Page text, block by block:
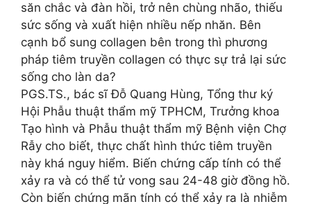
săn chắc và đàn hồi, trở nên chùng nhão, thiếu
sức sống và xuất hiện nhiều nếp nhăn. Bên
cạnh bổ sung collagen bên trong thì phương
pháp tiêm truyền collagen có thực sự trả lại sức
sống cho làn da?
PGS.TS., bác sĩ Đỗ Quang Hùng, Tổng thư ký
Hội Phẫu thuật thẩm mỹ TPHCM, Trưởng khoa
Tạo hình và Phẫu thuật thẩm mỹ Bệnh viện Chợ
Rẫy cho biết, thực chất hình thức tiêm truyền
này khá nguy hiểm. Biến chứng cấp tính có thể
xảy ra và có thể tử vong sau 24-48 giờ đồng hồ.
Còn biến chứng mãn tính có thể xảy ra là nhiễm